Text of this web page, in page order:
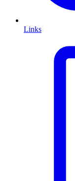
Links